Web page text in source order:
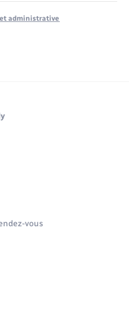
administrative
vous